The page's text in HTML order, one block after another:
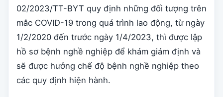
02/2023/TT-BYT quy định những đối tượng trên
mắc COVID-19 trong quá trình lao động, từ ngày
1/2/2020 đến trước ngày 1/4/2023, thì được lập
hồ sơ bệnh nghề nghiệp để khám giám định và
sẽ được hưởng chế độ bệnh nghề nghiệp theo
các quy định hiện hành.